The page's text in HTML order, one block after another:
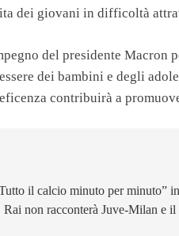
dei giovani in difficoltà
del presidente Macron
dei bambini e degli
contribuirà a
il calcio minuto per minuto”
Rai non racconterà Juve-Milan e il